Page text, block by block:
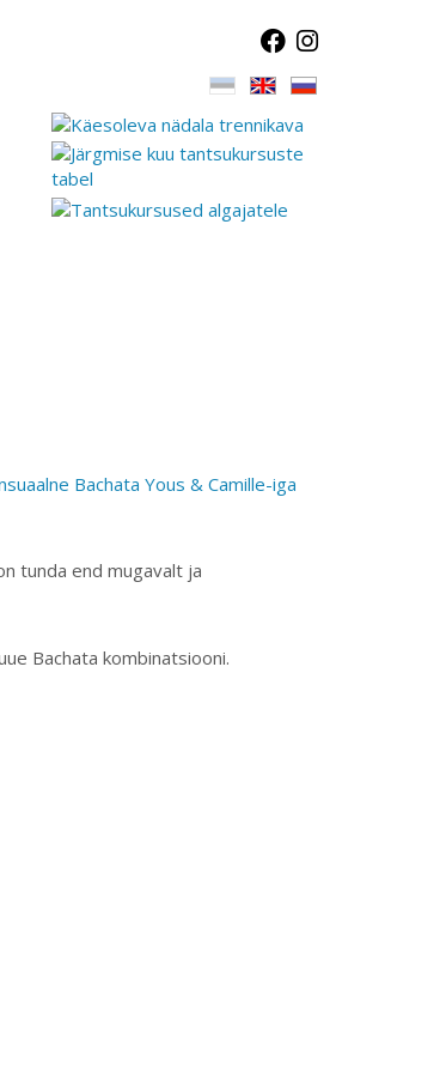
tunda end mugavalt ja
Bachata kombinatsiooni.